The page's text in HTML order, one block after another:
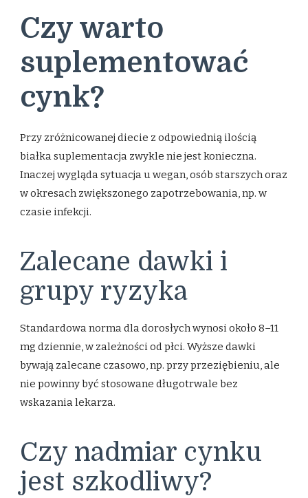
Czy warto
suplementować
cynk?
Przy zróżnicowanej diecie z odpowiednią ilością
białka suplementacja zwykle nie jest konieczna.
Inaczej wygląda sytuacja u wegan, osób starszych oraz
w okresach zwiększonego zapotrzebowania, np. w
czasie infekcji.
Zalecane dawki i
grupy ryzyka
Standardowa norma dla dorosłych wynosi około 8–11
mg dziennie, w zależności od płci. Wyższe dawki
bywają zalecane czasowo, np. przy przeziębieniu, ale
nie powinny być stosowane długotrwale bez
wskazania lekarza.
Czy nadmiar cynku
jest szkodliwy?